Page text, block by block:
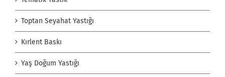
Toptan Seyahat Yastığı
Kırlent Baskı
Yaş Doğum Yastığı